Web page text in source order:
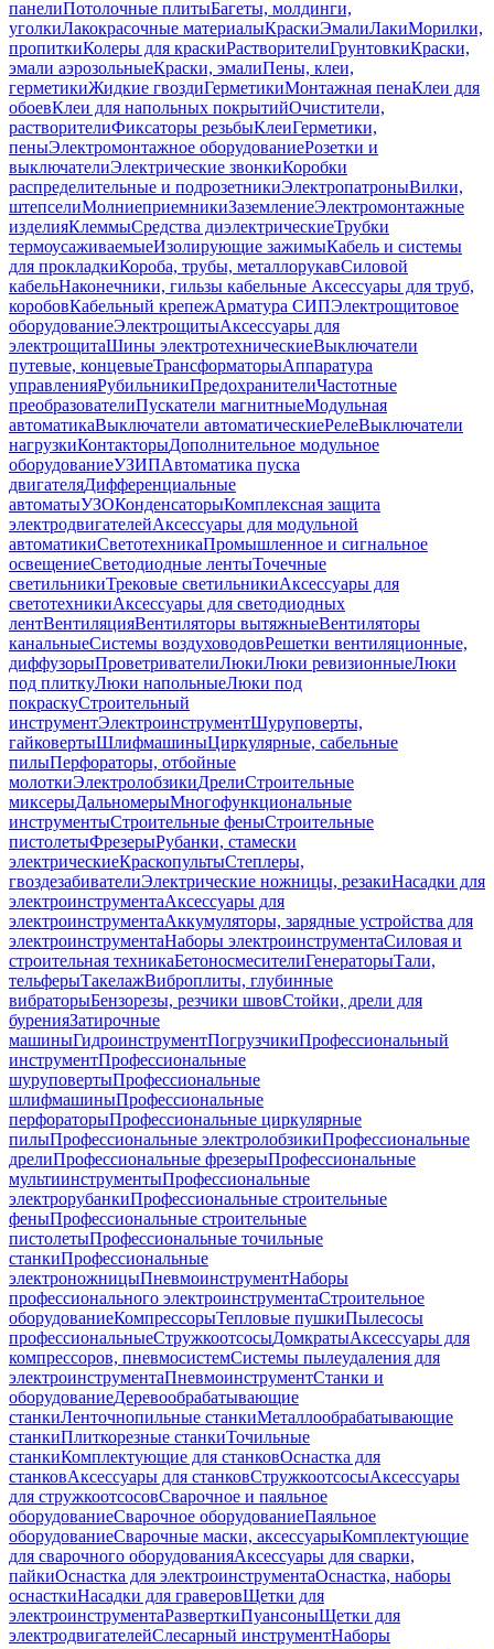
панелиПотолочные плитыБагеты, молдинги,
уголкиЛакокрасочные материалыКраскиЭмалиЛакиМорилки,
пропиткиКолеры для краскиРастворителиГрунтовкиКраски,
эмали аэрозольныеКраски, эмалиПены, клеи,
герметикиЖидкие гвоздиГерметикиМонтажная пенаКлеи для
обоевКлеи для напольных покрытийОчистители,
растворителиФиксаторы резьбыКлеиГерметики,
пеныЭлектромонтажное оборудованиеРозетки и
выключателиЭлектрические звонкиКоробки
распределительные и подрозетникиЭлектропатроныВилки,
штепселиМолниеприемникиЗаземлениеЭлектромонтажные
изделияКлеммыСредства диэлектрическиеТрубки
термоусаживаемыеИзолирующие зажимыКабель и системы
для прокладкиКороба, трубы, металлорукавСиловой
кабельНаконечники, гильзы кабельные Аксессуары для труб,
коробовКабельный крепежАрматура СИПЭлектрощитовое
оборудованиеЭлектрощитыАксессуары для
электрощитаШины электротехническиеВыключатели
путевые, концевыеТрансформаторыАппаратура
управленияРубильникиПредохранителиЧастотные
преобразователиПускатели магнитныеМодульная
автоматикаВыключатели автоматическиеРелеВыключатели
нагрузкиКонтакторыДополнительное модульное
оборудованиеУЗИПАвтоматика пуска
двигателяДифференциальные
автоматыУЗОКонденсаторыКомплексная защита
электродвигателейАксессуары для модульной
автоматикиСветотехникаПромышленное и сигнальное
освещениеСветодиодные лентыТочечные
светильникиТрековые светильникиАксессуары для
светотехникиАксессуары для светодиодных
лентВентиляцияВентиляторы вытяжныеВентиляторы
канальныеСистемы воздуховодовРешетки вентиляционные,
диффузорыПроветривателиЛюкиЛюки ревизионныеЛюки
под плиткуЛюки напольныеЛюки под
покраскуСтроительный
инструментЭлектроинструментШуруповерты,
гайковертыШлифмашиныЦиркулярные, сабельные
пилыПерфораторы, отбойные
молоткиЭлектролобзикиДрелиСтроительные
миксерыДальномерыМногофункциональные
инструментыСтроительные феныСтроительные
пистолетыФрезерыРубанки, стамески
электрическиеКраскопультыСтеплеры,
гвоздезабивателиЭлектрические ножницы, резакиНасадки для
электроинструментаАксессуары для
электроинструментаАккумуляторы, зарядные устройства для
электроинструментаНаборы электроинструментаСиловая и
строительная техникаБетоносмесителиГенераторыТали,
тельферыТакелажВиброплиты, глубинные
вибраторыБензорезы, резчики швовСтойки, дрели для
буренияЗатирочные
машиныГидроинструментПогрузчикиПрофессиональный
инструментПрофессиональные
шуруповертыПрофессиональные
шлифмашиныПрофессиональные
перфораторыПрофессиональные циркулярные
пилыПрофессиональные электролобзикиПрофессиональные
дрелиПрофессиональные фрезерыПрофессиональные
мультиинструментыПрофессиональные
электрорубанкиПрофессиональные строительные
феныПрофессиональные строительные
пистолетыПрофессиональные точильные
станкиПрофессиональные
электроножницыПневмоинструментНаборы
профессионального электроинструментаСтроительное
оборудованиеКомпрессорыТепловые пушкиПылесосы
профессиональныеСтружкоотсосыДомкратыАксессуары для
компрессоров, пневмосистемСистемы пылеудаления для
электроинструментаПневмоинструментСтанки и
оборудованиеДеревообрабатывающие
станкиЛенточнопильные станкиМеталлообрабатывающие
станкиПлиткорезные станкиТочильные
станкиКомплектующие для станковОснастка для
станковАксессуары для станковСтружкоотсосыАксессуары
для стружкоотсосовСварочное и паяльное
оборудованиеСварочное оборудованиеПаяльное
оборудованиеСварочные маски, аксессуарыКомплектующие
для сварочного оборудованияАксессуары для сварки,
пайкиОснастка для электроинструментаОснастка, наборы
оснасткиНасадки для граверовЩетки для
электроинструментаРазверткиПуансоныЩетки для
электродвигателейСлесарный инструментНаборы